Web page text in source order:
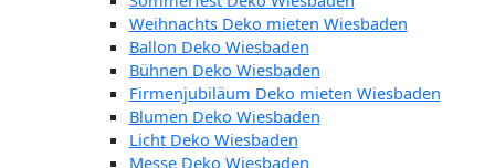
Weihnachts Deko mieten Wiesbaden
Ballon Deko Wiesbaden
Bühnen Deko Wiesbaden
Firmenjubiläum Deko mieten Wiesbaden
Blumen Deko Wiesbaden
Licht Deko Wiesbaden
Messe Deko Wiesbaden